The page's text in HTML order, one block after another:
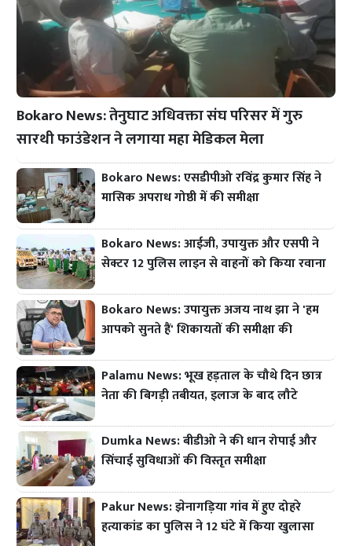
Bokaro News: तेनुघाट अधिवक्ता संघ परिसर में गुरु
सारथी फाउंडेशन ने लगाया महा मेडिकल मेला
Bokaro News: एसडीपीओ रविंद्र कुमार सिंह ने
मासिक अपराध गोष्ठी में की समीक्षा
Bokaro News: आईजी, उपायुक्त और एसपी ने
सेक्टर 12 पुलिस लाइन से वाहनों को किया रवाना
Bokaro News: उपायुक्त अजय नाथ झा ने 'हम
आपको सुनते हैं' शिकायतों की समीक्षा की
Palamu News: भूख हड़ताल के चौथे दिन छात्र
नेता की बिगड़ी तबीयत, इलाज के बाद लौटे
Dumka News: बीडीओ ने की धान रोपाई और
सिंचाई सुविधाओं की विस्तृत समीक्षा
Pakur News: झेनागड़िया गांव में हुए दोहरे
हत्याकांड का पुलिस ने 12 घंटे में किया खुलासा